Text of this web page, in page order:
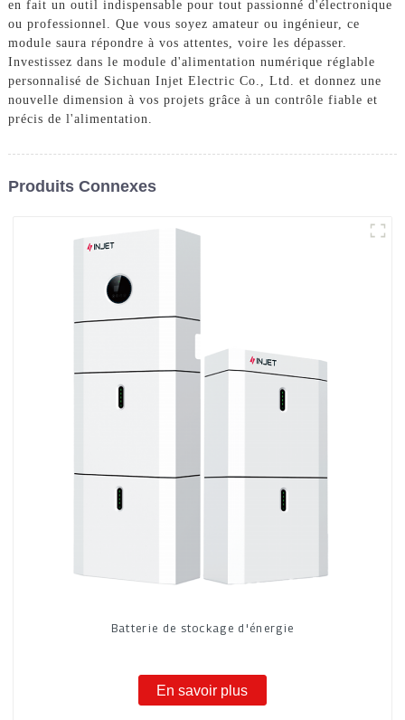
en fait un outil indispensable pour tout passionné d'électronique
ou professionnel. Que vous soyez amateur ou ingénieur, ce
module saura répondre à vos attentes, voire les dépasser.
Investissez dans le module d'alimentation numérique réglable
personnalisé de Sichuan Injet Electric Co., Ltd. et donnez une
nouvelle dimension à vos projets grâce à un contrôle fiable et
précis de l'alimentation.
Produits Connexes
Batterie de stockage d'énergie
En savoir plus